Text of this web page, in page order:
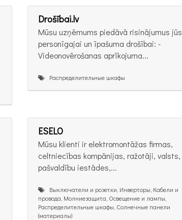
Drošībai.lv
Mūsu uzņēmums piedāvā risinājumus
personīgajai un īpašuma drošībai: -
Videonovērošanas aprīkojuma...
Распределительные шкафы
ESELO
Mūsu klienti ir elektromontāžas firmas,
celtniecības kompānijas, ražotāji, valsts,
pašvaldību iestādes,...
Выключатели и розетки, Инверторы, Кабели и
провода, Молниезащита, Освещение и лампы,
Распределительные шкафы, Солнечные панели
(материалы)